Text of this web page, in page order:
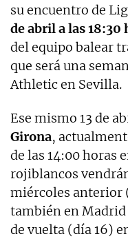
su encuentro de
de abril a las 18:30
del equipo balear
que será una
Athletic en Sevilla.
Ese mismo 13 de
Girona,
de las 14:00 horas
rojiblancos
miércoles anterior
también en
de vuelta (día 16)